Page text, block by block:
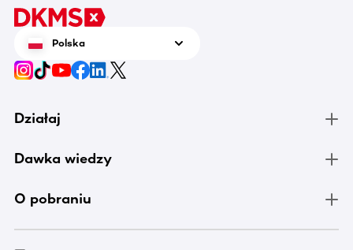
Polska
Działaj
Dawka wiedzy
O pobraniu